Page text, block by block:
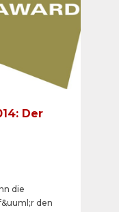
den City
Der
die
den